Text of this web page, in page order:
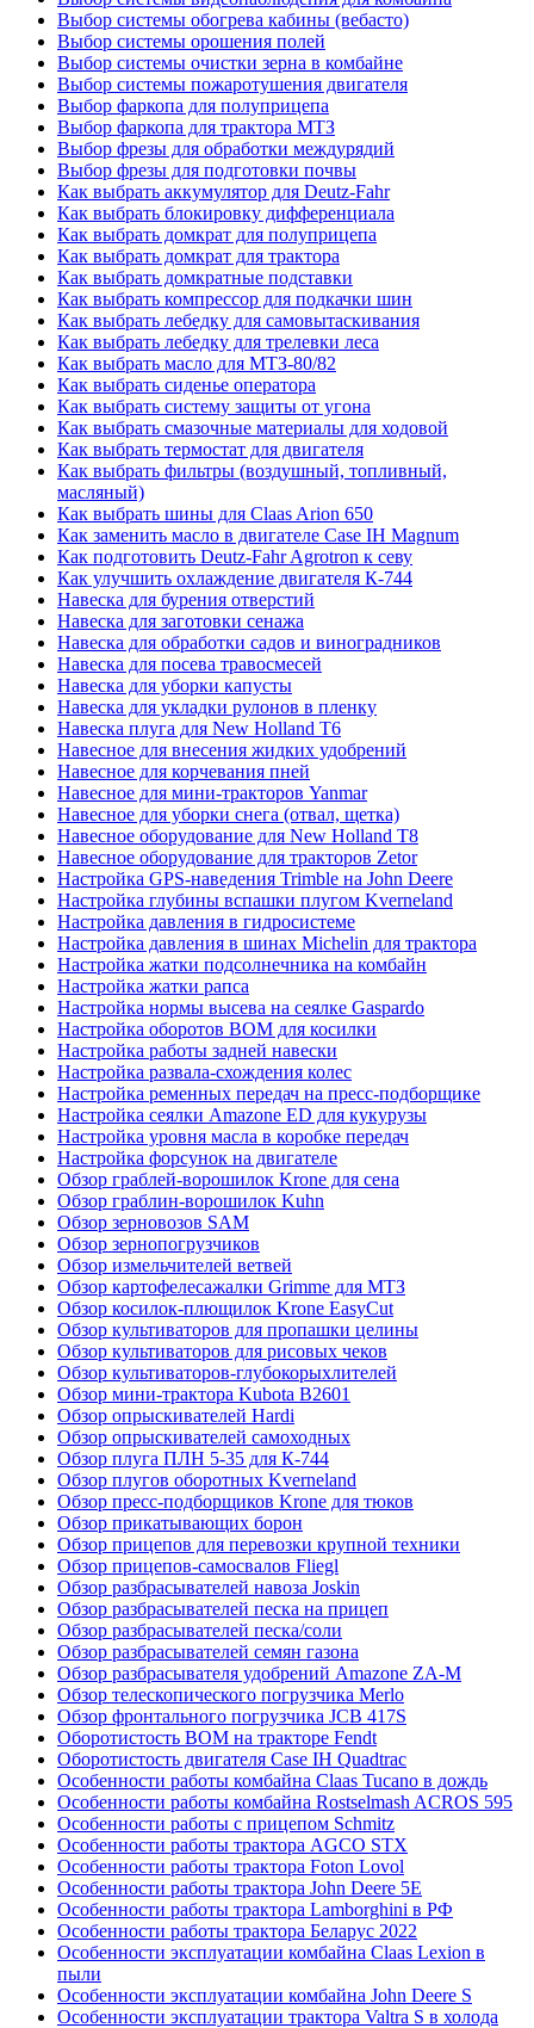
Выбор системы обогрева кабины (вебасто)
Выбор системы орошения полей
Выбор системы очистки зерна в комбайне
Выбор системы пожаротушения двигателя
Выбор фаркопа для полуприцепа
Выбор фаркопа для трактора МТЗ
Выбор фрезы для обработки междурядий
Выбор фрезы для подготовки почвы
Как выбрать аккумулятор для Deutz-Fahr
Как выбрать блокировку дифференциала
Как выбрать домкрат для полуприцепа
Как выбрать домкрат для трактора
Как выбрать домкратные подставки
Как выбрать компрессор для подкачки шин
Как выбрать лебедку для самовытаскивания
Как выбрать лебедку для трелевки леса
Как выбрать масло для МТЗ-80/82
Как выбрать сиденье оператора
Как выбрать систему защиты от угона
Как выбрать смазочные материалы для ходовой
Как выбрать термостат для двигателя
Как выбрать фильтры (воздушный, топливный,
масляный)
Как выбрать шины для Claas Arion 650
Как заменить масло в двигателе Case IH Magnum
Как подготовить Deutz-Fahr Agrotron к севу
Как улучшить охлаждение двигателя К-744
Навеска для бурения отверстий
Навеска для заготовки сенажа
Навеска для обработки садов и виноградников
Навеска для посева травосмесей
Навеска для уборки капусты
Навеска для укладки рулонов в пленку
Навеска плуга для New Holland T6
Навесное для внесения жидких удобрений
Навесное для корчевания пней
Навесное для мини-тракторов Yanmar
Навесное для уборки снега (отвал, щетка)
Навесное оборудование для New Holland T8
Навесное оборудование для тракторов Zetor
Настройка GPS-наведения Trimble на John Deere
Настройка глубины вспашки плугом Kverneland
Настройка давления в гидросистеме
Настройка давления в шинах Michelin для трактора
Настройка жатки подсолнечника на комбайн
Настройка жатки рапса
Настройка нормы высева на сеялке Gaspardo
Настройка оборотов ВОМ для косилки
Настройка работы задней навески
Настройка развала-схождения колес
Настройка ременных передач на пресс-подборщике
Настройка сеялки Amazone ED для кукурузы
Настройка уровня масла в коробке передач
Настройка форсунок на двигателе
Обзор граблей-ворошилок Krone для сена
Обзор граблин-ворошилок Kuhn
Обзор зерновозов SAM
Обзор зернопогрузчиков
Обзор измельчителей ветвей
Обзор картофелесажалки Grimme для МТЗ
Обзор косилок-плющилок Krone EasyCut
Обзор культиваторов для пропашки целины
Обзор культиваторов для рисовых чеков
Обзор культиваторов-глубокорыхлителей
Обзор мини-трактора Kubota B2601
Обзор опрыскивателей Hardi
Обзор опрыскивателей самоходных
Обзор плуга ПЛН 5-35 для К-744
Обзор плугов оборотных Kverneland
Обзор пресс-подборщиков Krone для тюков
Обзор прикатывающих борон
Обзор прицепов для перевозки крупной техники
Обзор прицепов-самосвалов Fliegl
Обзор разбрасывателей навоза Joskin
Обзор разбрасывателей песка на прицеп
Обзор разбрасывателей песка/соли
Обзор разбрасывателей семян газона
Обзор разбрасывателя удобрений Amazone ZA-M
Обзор телескопического погрузчика Merlo
Обзор фронтального погрузчика JCB 417S
Оборотистость ВОМ на тракторе Fendt
Оборотистость двигателя Case IH Quadtrac
Особенности работы комбайна Claas Tucano в дождь
Особенности работы комбайна Rostselmash ACROS 595
Особенности работы с прицепом Schmitz
Особенности работы трактора AGCO STX
Особенности работы трактора Foton Lovol
Особенности работы трактора John Deere 5E
Особенности работы трактора Lamborghini в РФ
Особенности работы трактора Беларус 2022
Особенности эксплуатации комбайна Claas Lexion в
пыли
Особенности эксплуатации комбайна John Deere S
Особенности эксплуатации трактора Valtra S в холода